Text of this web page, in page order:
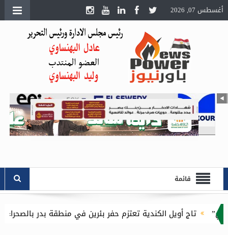
أغسطس 07, 2026
قائمة
الكندية تعتزم حفر بئرين في منطقة بدر بالصحراء الغربية باستثمارات 16.1 مليون